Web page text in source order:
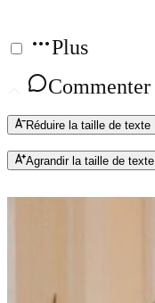
Plus
Commenter
Réduire la taille de texte
Agrandir la taille de texte